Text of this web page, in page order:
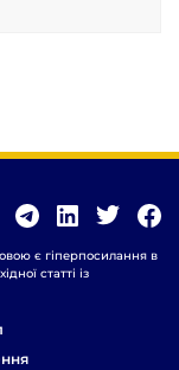
є гіперпосилання в
статті із